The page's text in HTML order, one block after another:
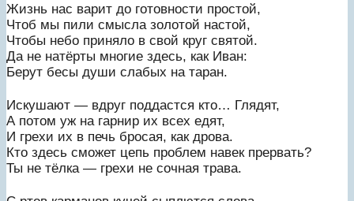
Жизнь нас варит до готовности простой,
Чтоб мы пили смысла золотой настой,
Чтобы небо приняло в свой круг святой.
Да не натёрты многие здесь, как Иван:
Берут бесы души слабых на таран.
Искушают — вдруг поддастся кто… Глядят,
А потом уж на гарнир их всех едят,
И грехи их в печь бросая, как дрова.
Кто здесь сможет цепь проблем навек прервать?
Ты не тёлка — грехи не сочная трава.